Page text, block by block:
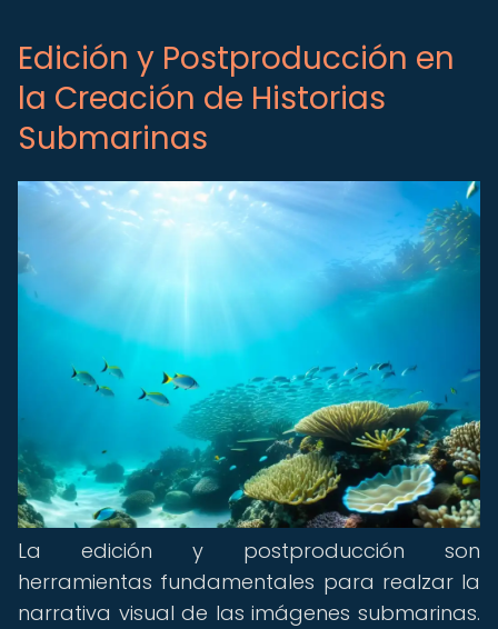
Edición y Postproducción en
la Creación de Historias
Submarinas
La edición y postproducción son
herramientas fundamentales para realzar la
narrativa visual de las imágenes submarinas.